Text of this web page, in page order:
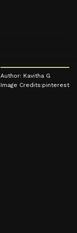
Author: Kavitha G
Image Credits:pinterest